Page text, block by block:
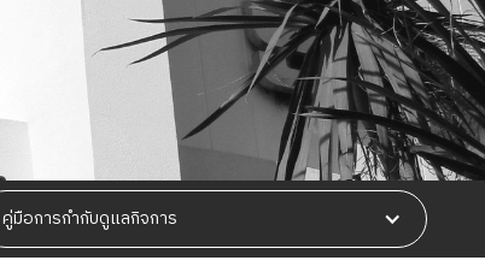
คู่มือการกำกับดูแลกิจการ